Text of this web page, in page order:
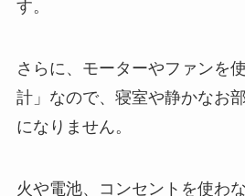
す。
さらに、モーターやファンを
計」なので、寝室や静かなお
になりません。
火や電池、コンセントを使わ